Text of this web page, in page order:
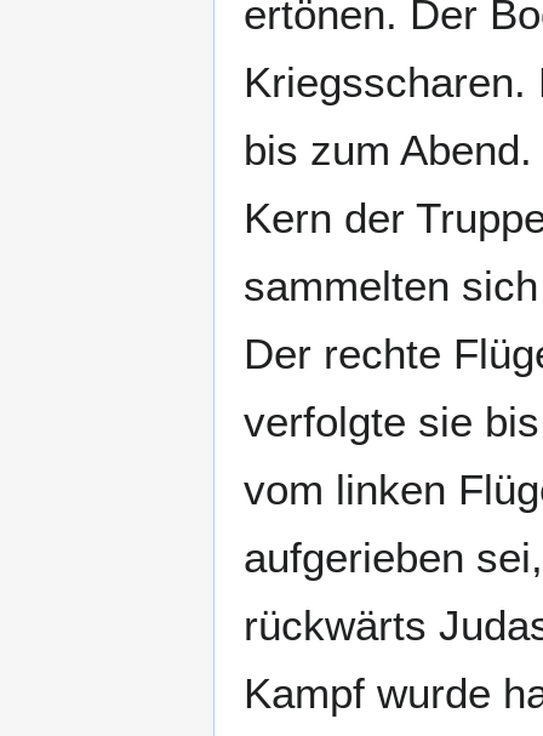
ertönen. Der
Kriegsscharen.
bis zum
Kern der
sammelten
Der rechte
verfolgte sie
vom linken
aufgerieben
rückwärts
Kampf wurde